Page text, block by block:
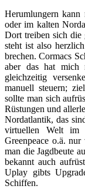
Herumlungern
oder im kalten
Dort treiben sich die
steht ist also
brechen. Cormacs
aber das hat mich
gleichzeitig
manuell steuern;
sollte man sich
Rüstungen und
Nordatlantik, das
virtuellen Welt im
Greenpeace o.ä.
man die Jagdbeute
bekannt auch
Uplay gibts
Schiffen.